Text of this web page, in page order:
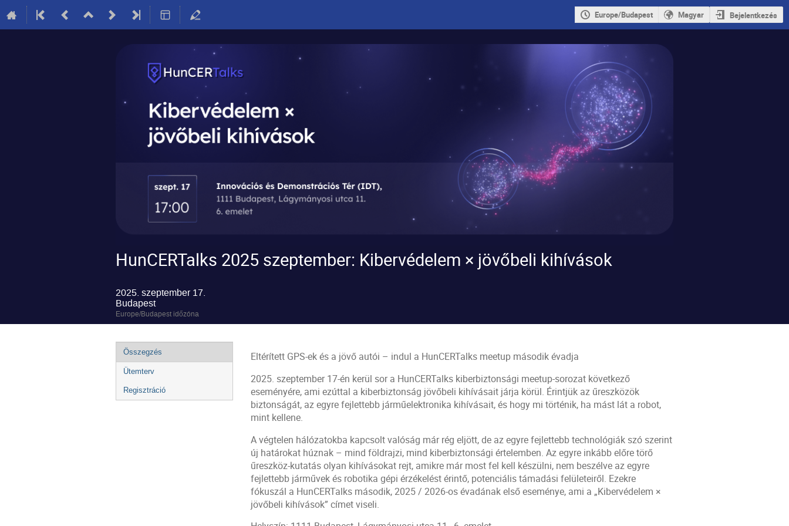
Europe/Budapest Magyar Bejelentkezés
HunCERTalks 2025 szeptember: Kibervédelem × jövőbeli kihívások
2025. szeptember 17.
Budapest
Europe/Budapest időzóna
Esemény
menü
Összegzés
Ütemterv
Regisztráció
Eltérített GPS-ek és a jövő autói – indul a HunCERTalks meetup második évadja
2025. szeptember 17-én kerül sor a HunCERTalks kiberbiztonsági meetup-sorozat következő
eseményére, ami ezúttal a kiberbiztonság jövőbeli kihívásait járja körül. Érintjük az űreszközök
biztonságát, az egyre fejlettebb járműelektronika kihívásait, és hogy mi történik, ha mást lát a robot,
mint kellene.
A végtelen hálózatokba kapcsolt valóság már rég eljött, de az egyre fejlettebb technológiák szó szerint
új határokat húznak – mind földrajzi, mind kiberbiztonsági értelemben. Az egyre inkább előre törő
űreszköz-kutatás olyan kihívásokat rejt, amikre már most fel kell készülni, nem beszélve az egyre
fejlettebb járművek és robotika gépi érzékelést érintő, potenciális támadási felületeiről. Ezekre
fókuszál a HunCERTalks második, 2025 / 2026-os évadának első eseménye, ami a „Kibervédelem ×
jövőbeli kihívások” címet viseli.